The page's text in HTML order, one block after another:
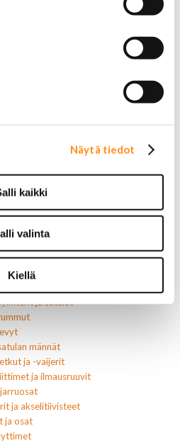
Näytä tiedot
kaikki
valinta
Kiellä
ja jouset
(taakse)
ja satulat
männät
ja -vaijerit
ja ilmausruuvit
ja akselitiivisteet
ja osat